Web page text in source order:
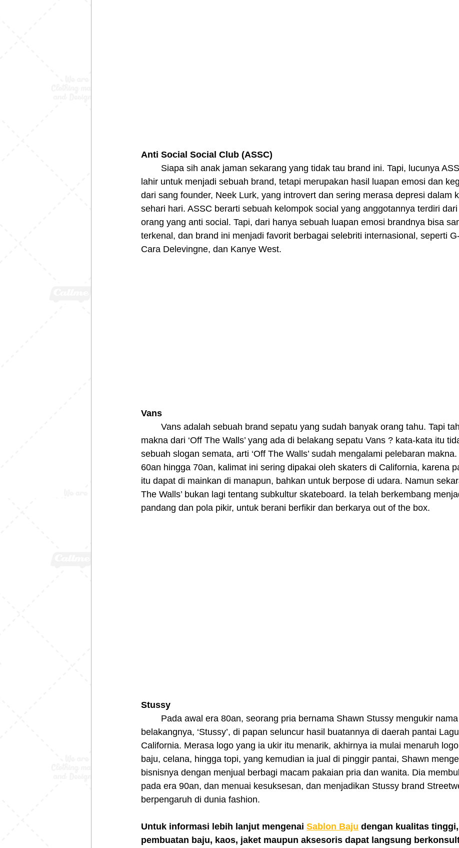
Anti Social Social Club (ASSC)
lahir untuk menjadi sebuah brand, tetapi merupakan hasil luapan emosi dan
dari sang founder, Neek Lurk, yang introvert dan sering merasa depresi dalam
sehari hari. ASSC berarti sebuah kelompok social yang anggotannya terdiri
orang yang anti social. Tapi, dari hanya sebuah luapan emosi brandnya bisa
terkenal, dan brand ini menjadi favorit berbagai selebriti internasional, seperti
Cara Delevingne, dan Kanye West.
Vans
makna dari ‘Off The Walls’ yang ada di belakang sepatu Vans ? kata-kata itu
sebuah slogan semata, arti ‘Off The Walls’ sudah mengalami pelebaran
60an hingga 70an, kalimat ini sering dipakai oleh skaters di California, karena
itu dapat di mainkan di manapun, bahkan untuk berpose di udara. Namun
The Walls’ bukan lagi tentang subkultur skateboard. Ia telah berkembang
pandang dan pola pikir, untuk berani berfikir dan berkarya out of the box.
Stussy
belakangnya, ‘Stussy’, di papan seluncur hasil buatannya di daerah pantai
California. Merasa logo yang ia ukir itu menarik, akhirnya ia mulai menaruh
baju, celana, hingga topi, yang kemudian ia jual di pinggir pantai, Shawn
bisnisnya dengan menjual berbagi macam pakaian pria dan wanita. Dia
pada era 90an, dan menuai kesuksesan, dan menjadikan Stussy brand
berpengaruh di dunia fashion.
Untuk informasi lebih lanjut mengenai Sablon Baju dengan kualitas tinggi,
pembuatan baju, kaos, jaket maupun aksesoris dapat langsung